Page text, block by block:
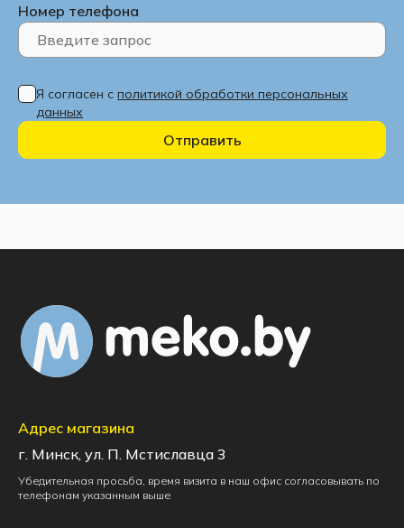
Номер телефона
Я согласен с политикой обработки персональных
данных
Отправить
Адрес магазина
г. Минск, ул. П. Мстиславца 3
Убедительная просьба, время визита в наш офис согласовывать по
телефонам указанным выше